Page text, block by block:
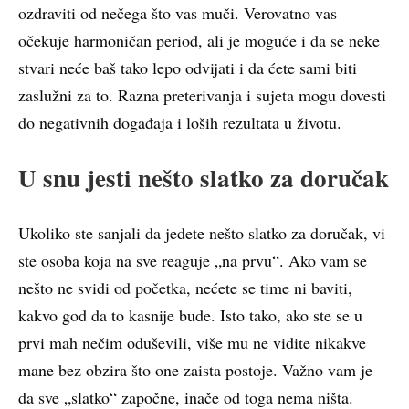
ozdraviti od nečega što vas muči. Verovatno vas
očekuje harmoničan period, ali je moguće i da se neke
stvari neće baš tako lepo odvijati i da ćete sami biti
zaslužni za to. Razna preterivanja i sujeta mogu dovesti
do negativnih događaja i loših rezultata u životu.
U snu jesti nešto slatko za doručak
Ukoliko ste sanjali da jedete nešto slatko za doručak, vi
ste osoba koja na sve reaguje „na prvu“. Ako vam se
nešto ne svidi od početka, nećete se time ni baviti,
kakvo god da to kasnije bude. Isto tako, ako ste se u
prvi mah nečim oduševili, više mu ne vidite nikakve
mane bez obzira što one zaista postoje. Važno vam je
da sve „slatko“ započne, inače od toga nema ništa.